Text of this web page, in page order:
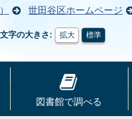
世田谷区ホームページ
文字の大きさ 拡大 標準
図書館で調べる